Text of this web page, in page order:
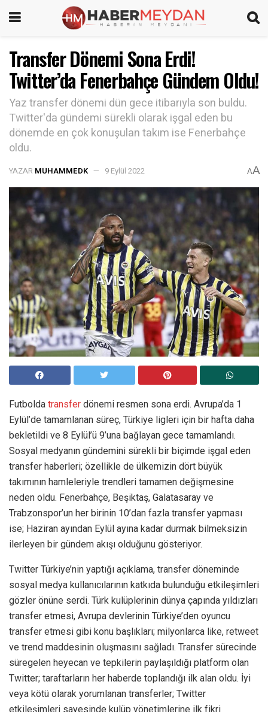
Transfer Dönemi Sona Erdi!
Twitter’da Fenerbahçe Gündem Oldu!
Yaz transfer dönemi dün gece itibarıyla son buldu.
Twitter'da gündemi sürekli olarak işgal eden bu
dönemde en çok konuşulan takım ise Fenerbahçe
oldu.
YAZAR MUHAMMEDK 9 Eylül 2022 AA
Futbolda transfer dönemi resmen sona erdi. Avrupa’da 1
Eylül’de tamamlanan süreç, Türkiye ligleri için bir hafta daha
bekletildi ve 8 Eylül’ü 9’una bağlayan gece tamamlandı.
Sosyal medyanın gündemini sürekli bir biçimde işgal eden
transfer haberleri; özellikle de ülkemizin dört büyük
takımının hamleleriyle trendleri tamamen değişmesine
neden oldu. Fenerbahçe, Beşiktaş, Galatasaray ve
Trabzonspor’un her birinin 10’dan fazla transfer yapması
ise; Haziran ayından Eylül ayına kadar durmak bilmeksizin
ilerleyen bir gündem akışı olduğunu gösteriyor.
Twitter Türkiye’nin yaptığı açıklama, transfer döneminde
sosyal medya kullanıcılarının katkıda bulunduğu etkileşimleri
gözler önüne serdi. Türk kulüplerinin dünya çapında yıldızları
transfer etmesi, Avrupa devlerinin Türkiye’den oyuncu
transfer etmesi gibi konu başlıkları; milyonlarca like, retweet
ve trend maddesinin oluşmasını sağladı. Transfer sürecinde
süregelen heyecan ve tepkilerin paylaşıldığı platform olan
Twitter; taraftarların her haberde toplandığı ilk alan oldu. İyi
veya kötü olarak yorumlanan transferler; Twitter
etkileşimleri sayesinde kulüp yönetimlerine ilk fikri